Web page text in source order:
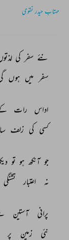
مہتاب حیدر نقوی
نئے سفر کی
سفر
میں ہوں
اداس رات
کسی کی زلف
جو آنکھ ہو تو
نہ
اعتبار تشنگی
پرانی آستین
نئی
زمین پر